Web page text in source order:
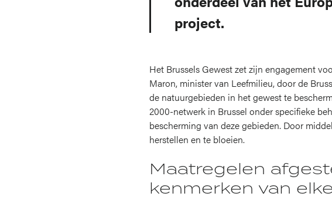
project.
Het Brussels Gewest zet zijn engagement
Maron, minister van Leefmilieu, door de
de natuurgebieden in het gewest te
2000-netwerk in Brussel onder specifieke
bescherming van deze gebieden. Door
herstellen en te bloeien.
Maatregelen
kenmerken van